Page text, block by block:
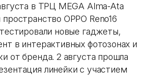
в ТРЦ MEGA Alma-Ata
OPPO Reno16
новые гаджеты,
в интерактивных фотозонах и
от бренда. 2 августа прошла
линейки с участием